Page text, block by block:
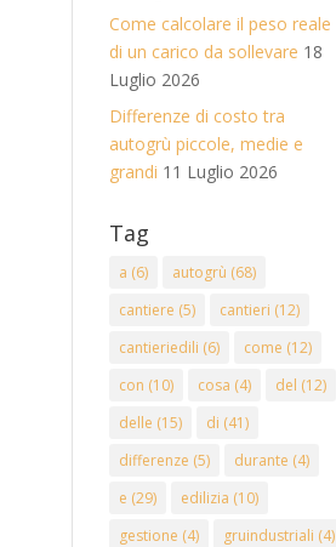
Come calcolare il peso reale
di un carico da sollevare 18
Luglio 2026
Differenze di costo tra
autogrù piccole, medie e
grandi 11 Luglio 2026
Tag
a (6) autogrù (68)
cantiere (5) cantieri (12)
cantieriedili (6) come (12)
con (10) cosa (4) del (12)
delle (15) di (41)
differenze (5) durante (4)
e (29) edilizia (10)
gestione (4) gruindustriali (4)